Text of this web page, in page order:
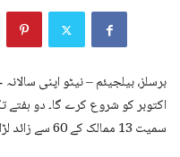
اکتوبر کو شروع کرے گا۔ دو
سمیت 13 ممالک کے 60 سے زائد لڑاکا طیارے شامل ہوں گے۔